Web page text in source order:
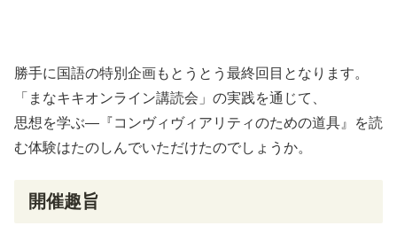
勝手に国語の特別企画もとうとう最終回目となります。
「まなキキオンライン講読会」の実践を通じて、
思想を学ぶ―『コンヴィヴィアリティのための道具』を読
む体験はたのしんでいただけたのでしょうか。
開催趣旨